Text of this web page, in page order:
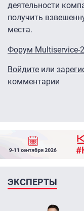
деятельности
получить
места.
Форум Multiservice-
Войдите или
комментарии
ЭКСПЕРТЫ